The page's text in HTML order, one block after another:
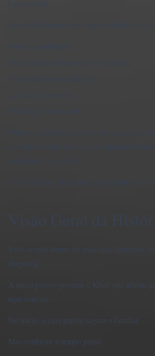
Você acorda dentro de uma casa silenciosa
chegou lá.
A única pessoa presente é Khol, que afirma
aqui com ele.
No início, a casa parece segura e familiar.
Mas conforme o tempo passa: